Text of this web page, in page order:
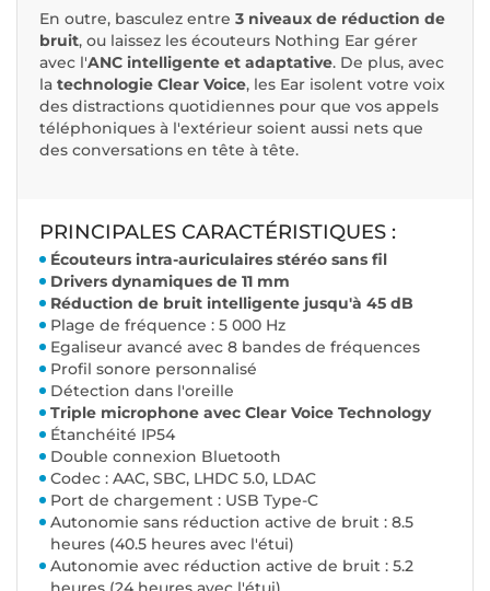
En outre, basculez entre 3 niveaux de réduction de
bruit, ou laissez les écouteurs Nothing Ear gérer
avec l'ANC intelligente et adaptative. De plus, avec
la technologie Clear Voice, les Ear isolent votre voix
des distractions quotidiennes pour que vos appels
téléphoniques à l'extérieur soient aussi nets que
des conversations en tête à tête.
PRINCIPALES CARACTÉRISTIQUES :
Écouteurs intra-auriculaires stéréo sans fil
Drivers dynamiques de 11 mm
Réduction de bruit intelligente jusqu'à 45 dB
Plage de fréquence : 5 000 Hz
Egaliseur avancé avec 8 bandes de fréquences
Profil sonore personnalisé
Détection dans l'oreille
Triple microphone avec Clear Voice Technology
Étanchéité IP54
Double connexion Bluetooth
Codec : AAC, SBC, LHDC 5.0, LDAC
Port de chargement : USB Type-C
Autonomie sans réduction active de bruit : 8.5
heures (40.5 heures avec l'étui)
Autonomie avec réduction active de bruit : 5.2